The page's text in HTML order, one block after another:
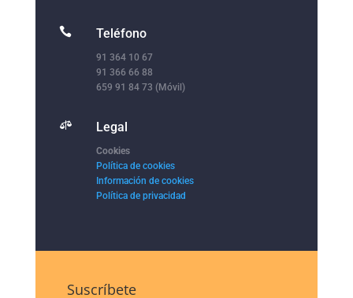
 Teléfono
91 364 10 67
91 366 66 88
659 91 84 73 (Móvil)
 Legal
Cookies
Política de cookies
Información de cookies
Política de privacidad
Suscríbete